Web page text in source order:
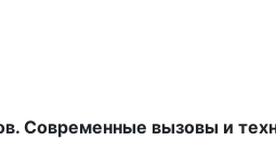
Современные вызовы и